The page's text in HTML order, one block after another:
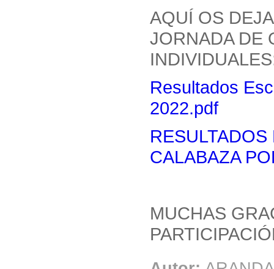
AQUÍ OS
JORNADA DE
Resultados
2022.pdf
CALABAZA
MUCHAS